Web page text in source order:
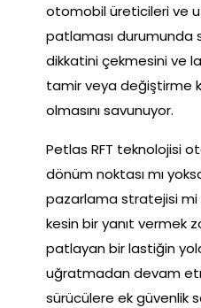
otomobil üreticileri ve
patlaması durumunda
dikkatini çekmesini ve
tamir veya değiştirme
olmasını savunuyor.
Petlas RFT teknolojisi
dönüm noktası mı
pazarlama stratejisi mi
kesin bir yanıt vermek
patlayan bir lastiğin
uğratmadan devam
sürücülere ek güvenlik